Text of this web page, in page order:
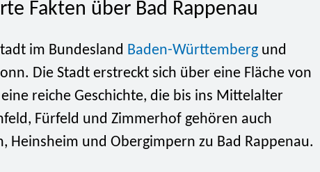
Fakten über Bad Rappenau
im Bundesland Baden-Württemberg und
Die Stadt erstreckt sich über eine Fläche von
reiche Geschichte, die bis ins Mittelalter
Fürfeld und Zimmerhof gehören auch
Heinsheim und Obergimpern zu Bad Rappenau.